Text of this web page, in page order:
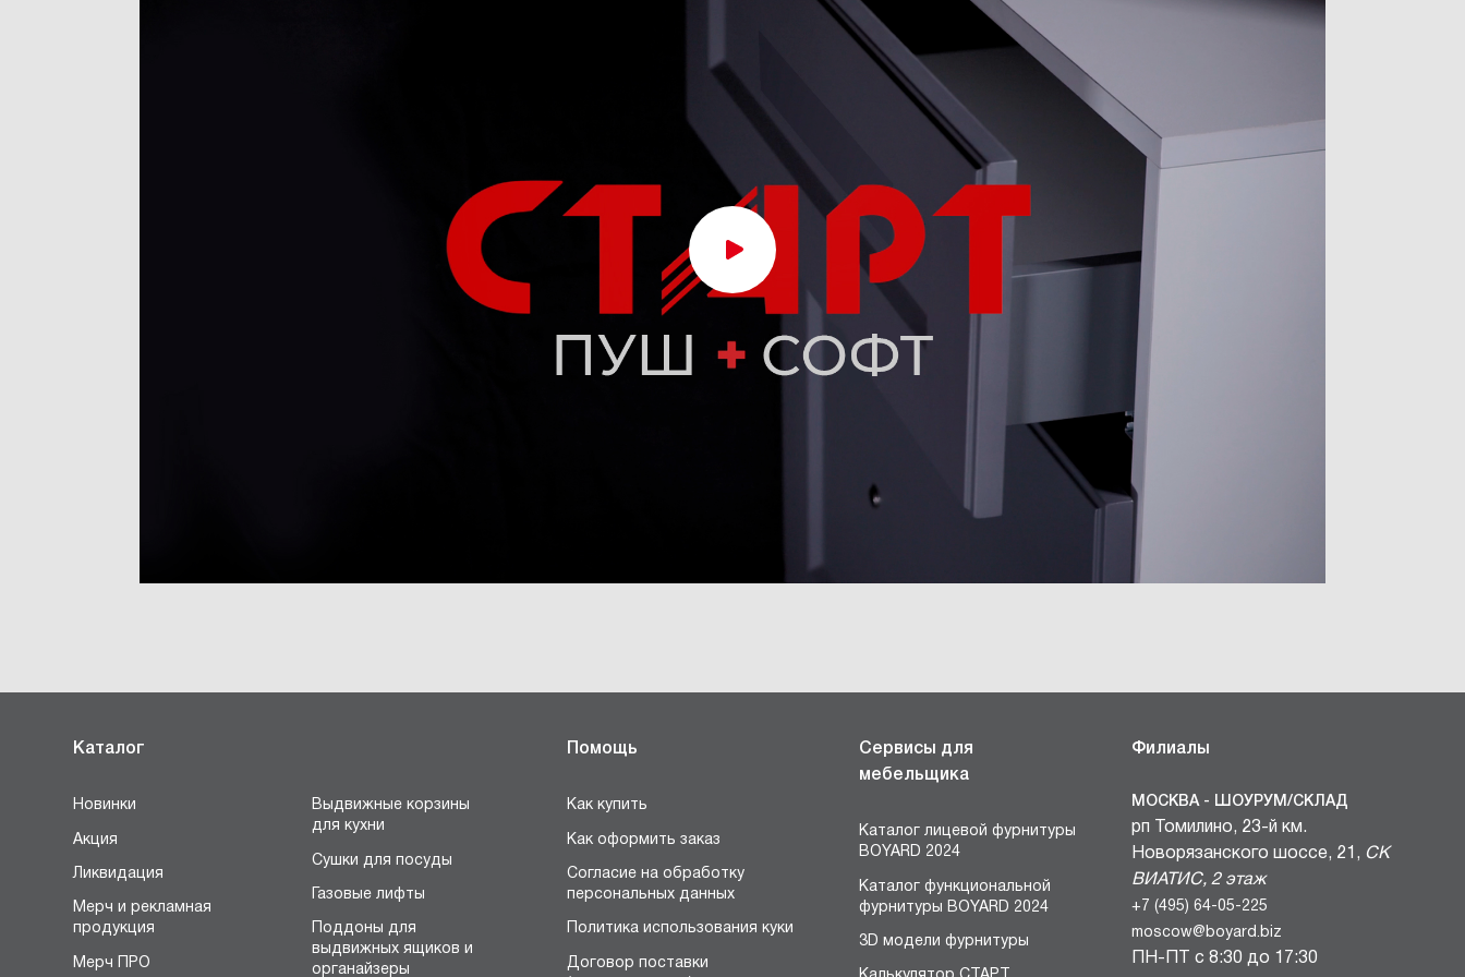
Каталог
Новинки
Акция
Ликвидация
Мерч и рекламная
продукция
Мерч ПРО
Выдвижные корзины
для кухни
Сушки для посуды
Газовые лифты
Поддоны для
выдвижных ящиков и
органайзеры
Помощь
Как купить
Как оформить заказ
Согласие на обработку
персональных данных
Политика использования куки
Договор поставки
Сервисы для
мебельщика
Каталог лицевой фурнитуры
BOYARD 2024
Каталог функциональной
фурнитуры BOYARD 2024
3D модели фурнитуры
Филиалы
МОСКВА - ШОУРУМ/СКЛАД
рп Томилино, 23-й км.
Новорязанского шоссе, 21, СК
ВИАТИС, 2 этаж
+7 (495) 64-05-225
moscow@boyard.biz
ПН-ПТ с 8:30 до 17:30